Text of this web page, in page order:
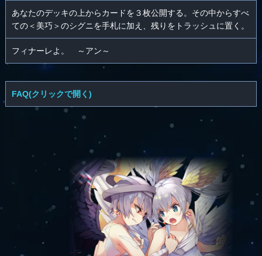
あなたのデッキの上からカードを３枚公開する。その中からすべ
ての＜美巧＞のシグニを手札に加え、残りをトラッシュに置く。
フィナーレよ。 ～アン～
FAQ(クリックで開く)